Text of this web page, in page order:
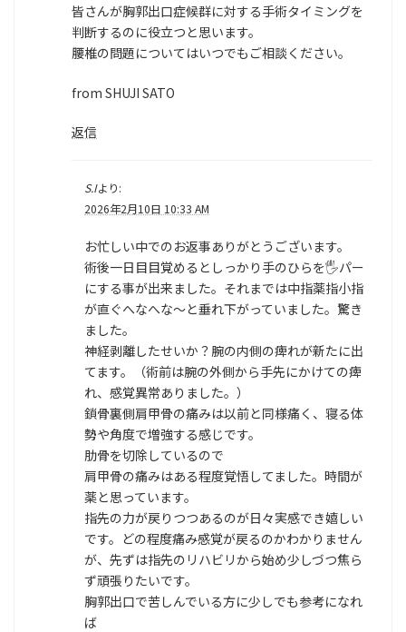
皆さんが胸郭出口症候群に対する手術タイミングを
判断するのに役立つと思います。
腰椎の問題についてはいつでもご相談ください。
from SHUJI SATO
返信
S.Iより:
2026年2月10日 10:33 AM
お忙しい中でのお返事ありがとうございます。
術後一日目目覚めるとしっかり手のひらを🖐️パー
にする事が出来ました。それまでは中指薬指小指
が直ぐへなへな〜と垂れ下がっていました。驚き
ました。
神経剥離したせいか？腕の内側の痺れが新たに出
てます。（術前は腕の外側から手先にかけての痺
れ、感覚異常ありました。）
鎖骨裏側肩甲骨の痛みは以前と同様痛く、寝る体
勢や角度で増強する感じです。
肋骨を切除しているので
肩甲骨の痛みはある程度覚悟してました。時間が
薬と思っています。
指先の力が戻りつつあるのが日々実感でき嬉しい
です。どの程度痛み感覚が戻るのかわかりません
が、先ずは指先のリハビリから始め少しづつ焦ら
ず頑張りたいです。
胸郭出口で苦しんでいる方に少しでも参考になれ
ば